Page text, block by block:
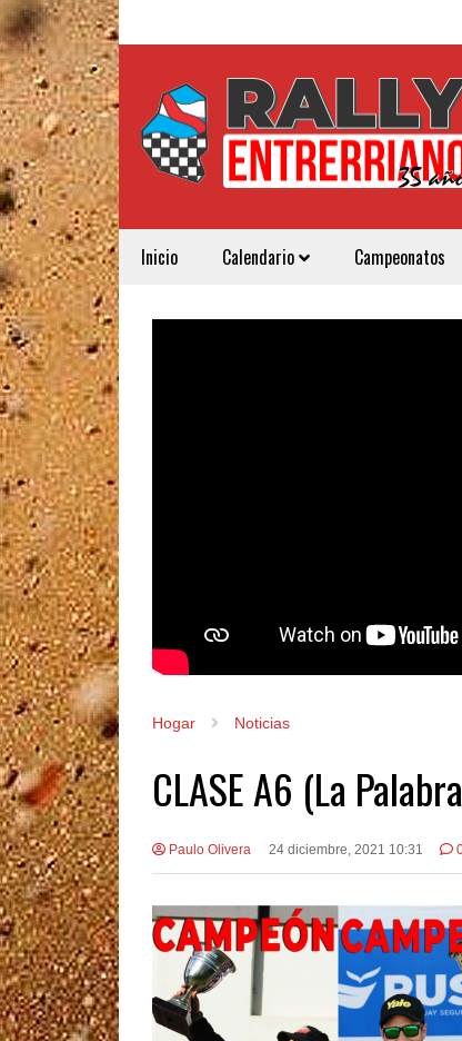
Inicio Calendario Campeonatos
Hogar Noticias
CLASE A6 (La
Paulo Olivera 24 diciembre, 2021 10:31